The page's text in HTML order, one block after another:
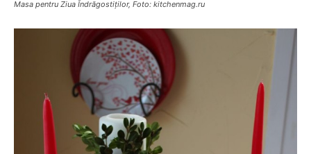
Masa pentru Ziua Îndrăgostiților, Foto: kitchenmag.ru